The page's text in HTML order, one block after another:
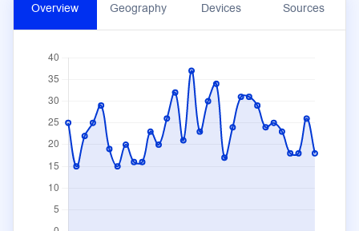
Overview Geography Devices Sources